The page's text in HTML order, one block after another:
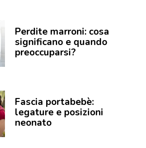
Perdite marroni: cosa
significano e quando
preoccuparsi?
Fascia portabebè:
legature e posizioni
neonato